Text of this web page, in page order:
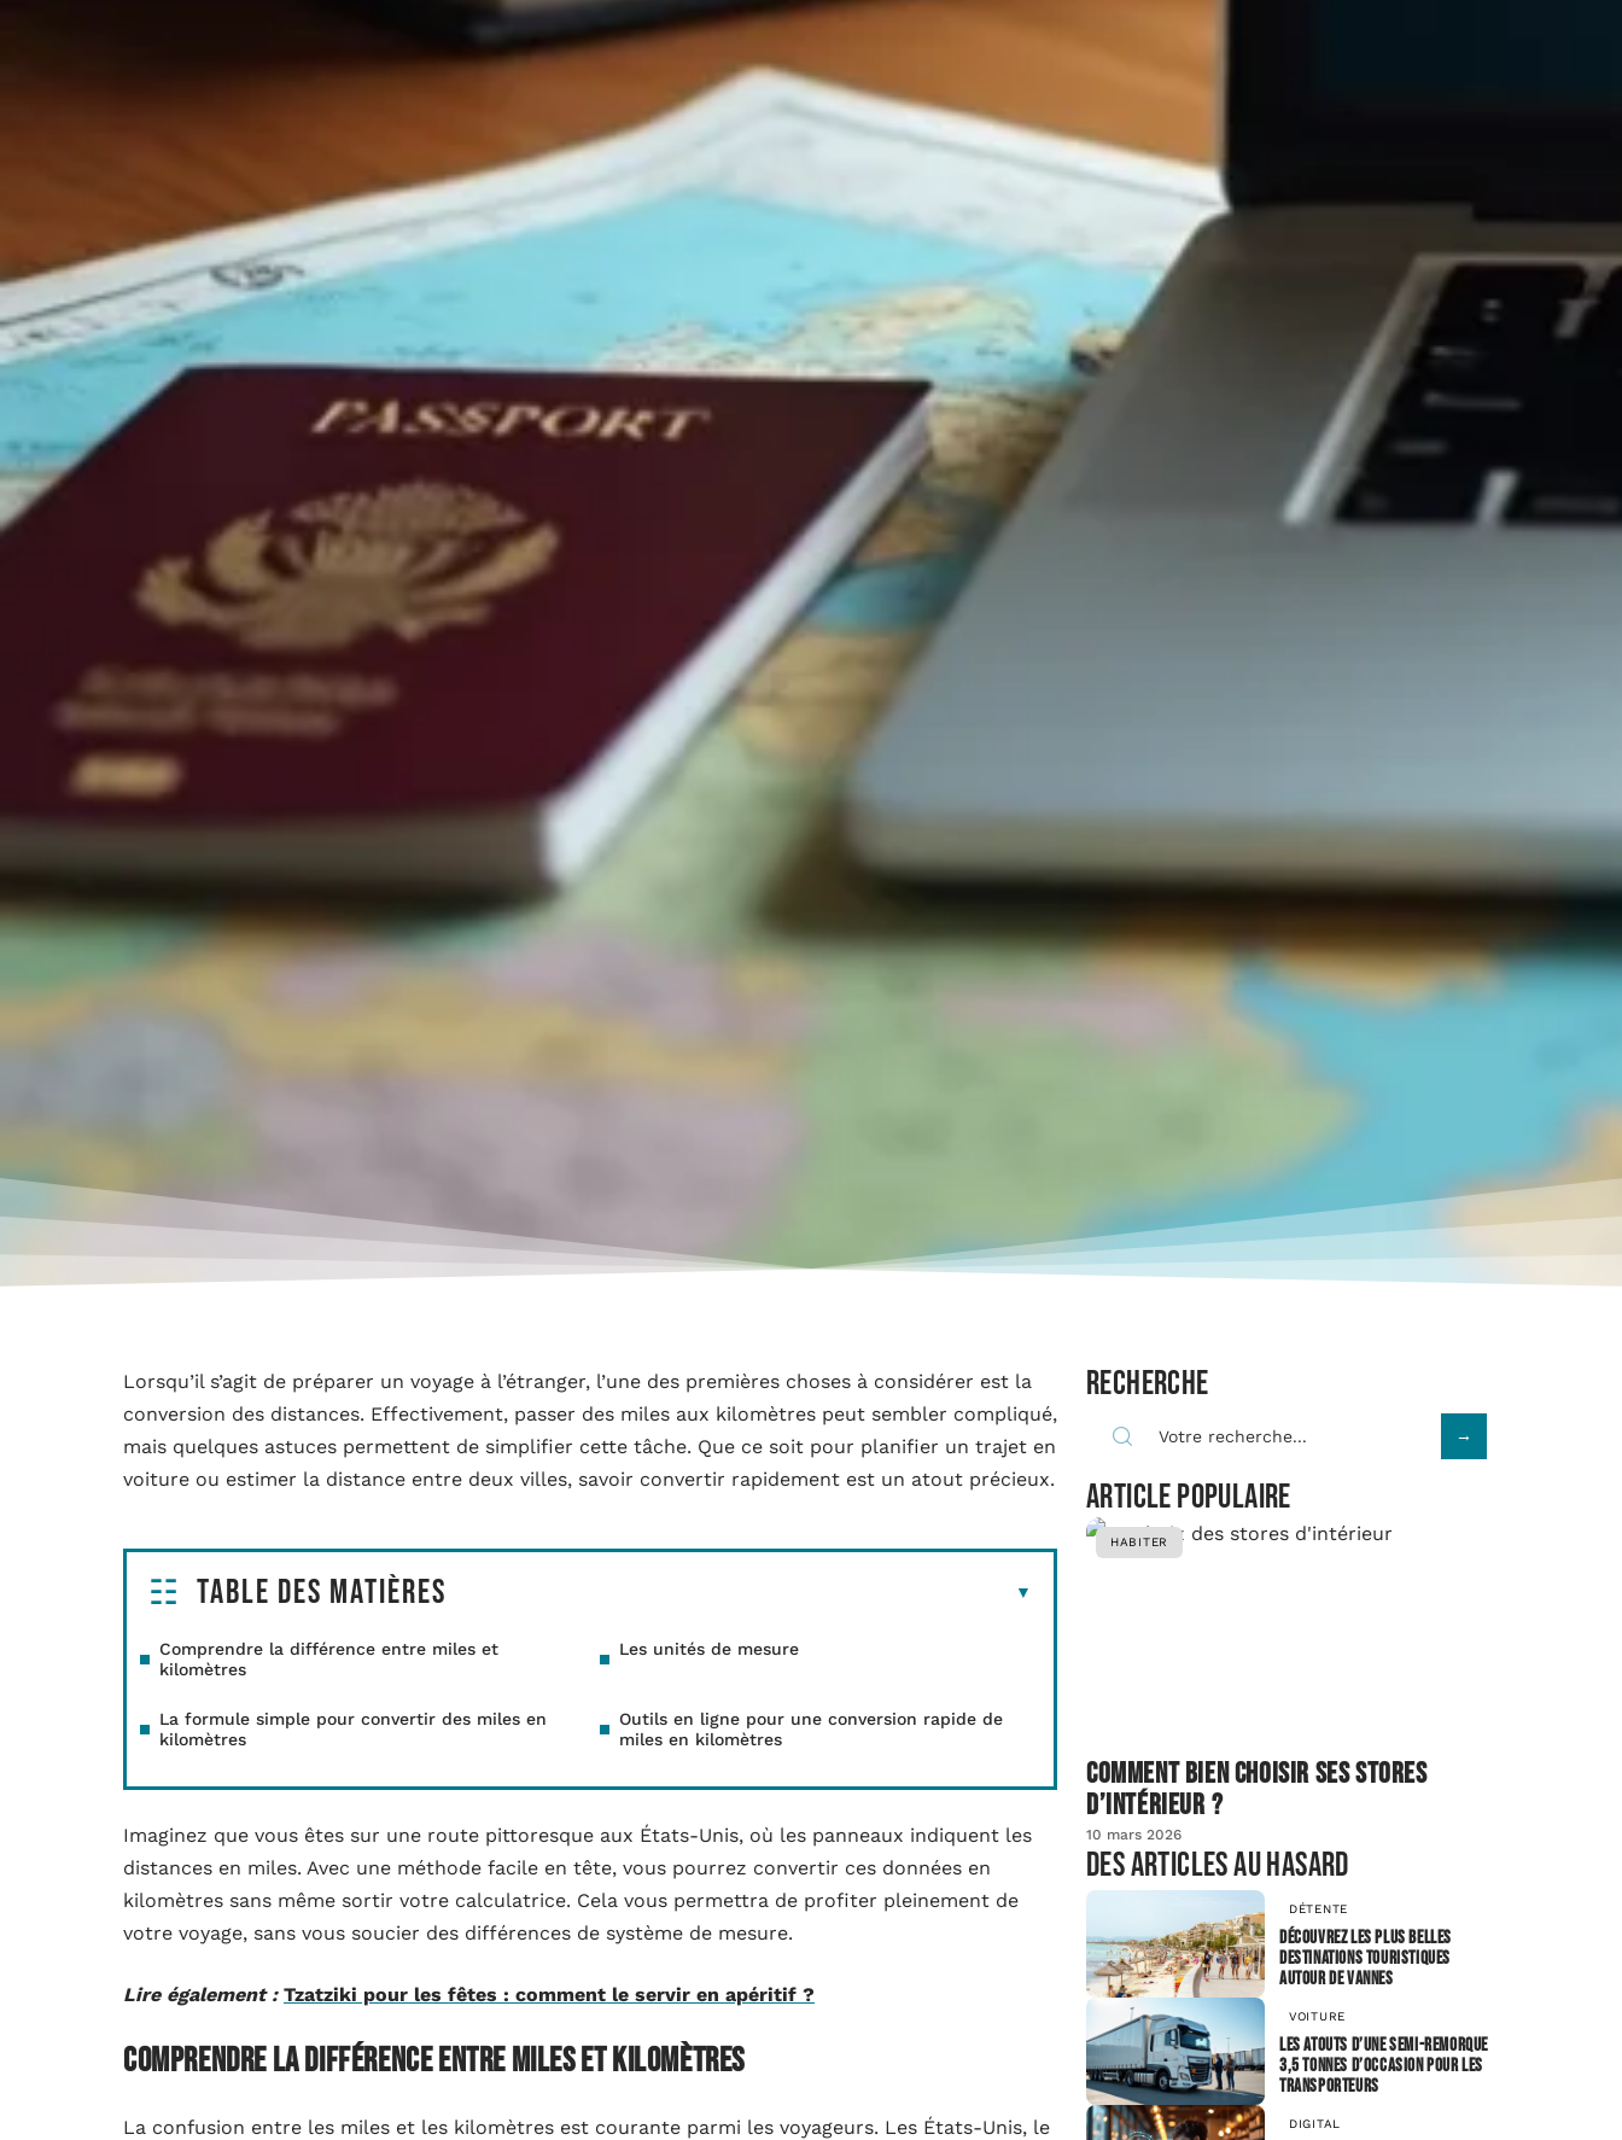
Lorsqu’il s’agit de préparer un voyage à l’étranger, l’une des premières choses à considérer est la
conversion des distances. Effectivement, passer des miles aux kilomètres peut sembler compliqué,
mais quelques astuces permettent de simplifier cette tâche. Que ce soit pour planifier un trajet en
voiture ou estimer la distance entre deux villes, savoir convertir rapidement est un atout précieux.
Table des matières
Comprendre la différence entre miles et
kilomètres
Les unités de mesure
La formule simple pour convertir des miles en
kilomètres
Outils en ligne pour une conversion rapide de
miles en kilomètres
Imaginez que vous êtes sur une route pittoresque aux États-Unis, où les panneaux indiquent les
distances en miles. Avec une méthode facile en tête, vous pourrez convertir ces données en
kilomètres sans même sortir votre calculatrice. Cela vous permettra de profiter pleinement de
votre voyage, sans vous soucier des différences de système de mesure.
Lire également : Tzatziki pour les fêtes : comment le servir en apéritif ?
Comprendre la différence entre miles et kilomètres
La confusion entre les miles et les kilomètres est courante parmi les voyageurs. Les États-Unis, le
Recherche
Article populaire
HABITER
Comment bien choisir ses stores
d’intérieur ?
10 mars 2026
Des articles au hasard
DÉTENTE
Découvrez les plus belles
destinations touristiques
autour de Vannes
VOITURE
Les atouts d’une semi-remorque
3,5 tonnes d’occasion pour les
transporteurs
DIGITAL